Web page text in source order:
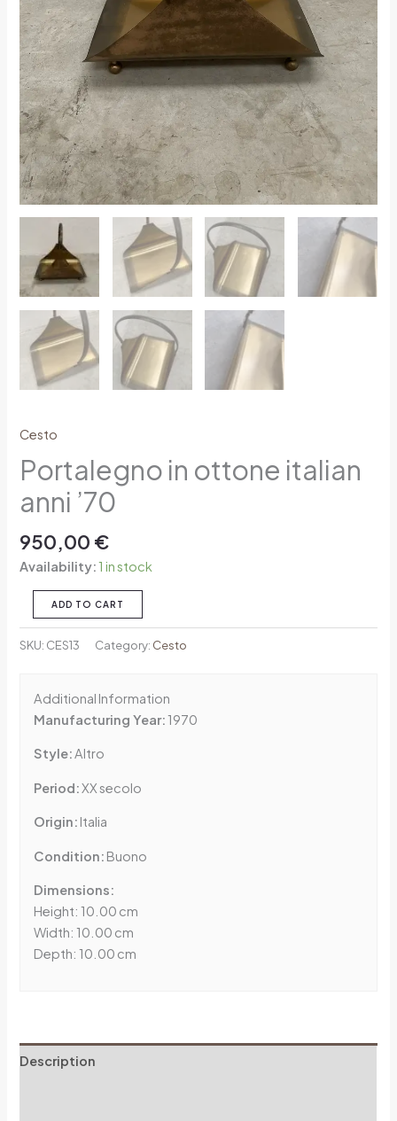
Cesto
Portalegno in ottone italian
anni ’70
950,00 €
Availability:1 in stock
ADD TO CART
SKU: CES13 Category: Cesto
Additional Information
Manufacturing Year:1970
Style:Altro
Period:XX secolo
Origin: Italia
Condition: Buono
Dimensions:
Height: 10.00 cm
Width: 10.00 cm
Depth: 10.00 cm
Description